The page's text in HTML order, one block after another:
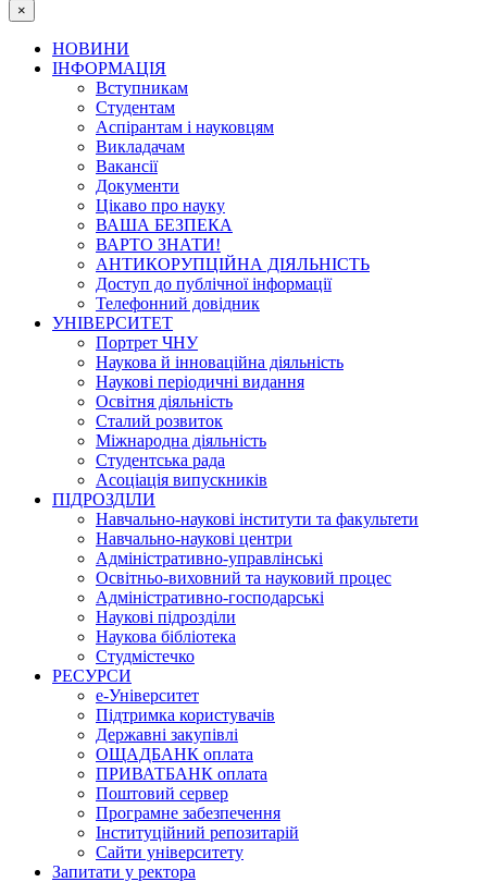
×
НОВИНИ
ІНФОРМАЦІЯ
Вступникам
Студентам
Аспірантам і науковцям
Викладачам
Вакансії
Документи
Цікаво про науку
ВАША БЕЗПЕКА
ВАРТО ЗНАТИ!
АНТИКОРУПЦІЙНА ДІЯЛЬНІСТЬ
Доступ до публічної інформації
Телефонний довідник
УНІВЕРСИТЕТ
Портрет ЧНУ
Наукова й інноваційна діяльність
Наукові періодичні видання
Освітня діяльність
Сталий розвиток
Міжнародна діяльність
Студентська рада
Асоціація випускників
ПІДРОЗДІЛИ
Навчально-наукові інститути та факультети
Навчально-наукові центри
Адміністративно-управлінські
Освітньо-виховний та науковий процес
Адміністративно-господарські
Наукові підрозділи
Наукова бібліотека
Студмістечко
РЕСУРСИ
е-Університет
Підтримка користувачів
Державні закупівлі
ОЩАДБАНК оплата
ПРИВАТБАНК оплата
Поштовий сервер
Програмне забезпечення
Інституційний репозитарій
Сайти університету
Запитати у ректора